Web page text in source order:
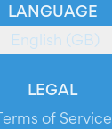
LANGUAGE
English (GB)
LEGAL
of Service